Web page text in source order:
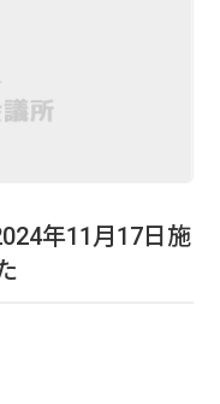
年11月17日施